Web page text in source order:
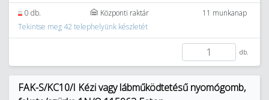
0 db. Központi raktár
11 munkanap
Tekintse meg 42 telephelyünk készletét
db.
FAK-S/KC10/I Kézi vagy lábműködtetésű nyomógomb,